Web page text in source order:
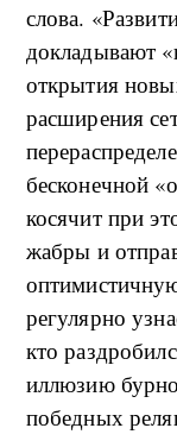
слова.
докладывают
открытия
расширения
бесконечной
косячит при
жабры и
регулярно
кто
иллюзию
победных